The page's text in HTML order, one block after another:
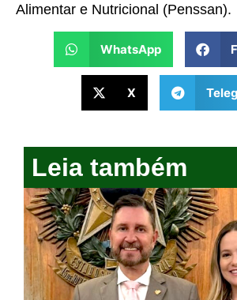
Alimentar e Nutricional (Penssan).
WhatsApp
X
Leia também